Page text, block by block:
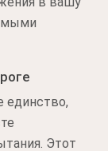
единство,
Этот